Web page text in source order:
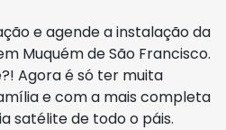
e agende a instalação da
Muquém de São Francisco.
Agora é só ter muita
e com a mais completa
satélite de todo o páis.